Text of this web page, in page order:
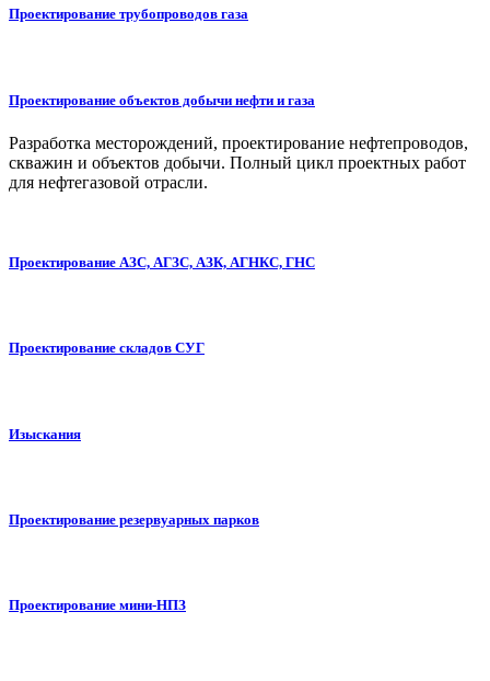
Проектирование трубопроводов газа
Проектирование объектов добычи нефти и газа
Разработка месторождений, проектирование нефтепроводов,
скважин и объектов добычи. Полный цикл проектных работ
для нефтегазовой отрасли.
Проектирование АЗС, АГЗС, АЗК, АГНКС, ГНС
Проектирование складов СУГ
Изыскания
Проектирование резервуарных парков
Проектирование мини-НПЗ